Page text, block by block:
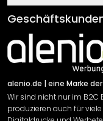
Klebe- und
Newsletter An-/
AGB
Impressum
Versand &
Rücksendung
Widerrufsrecht
alenio.de | eine Marke
Wir sind nicht nur im B2C
produzieren auch für